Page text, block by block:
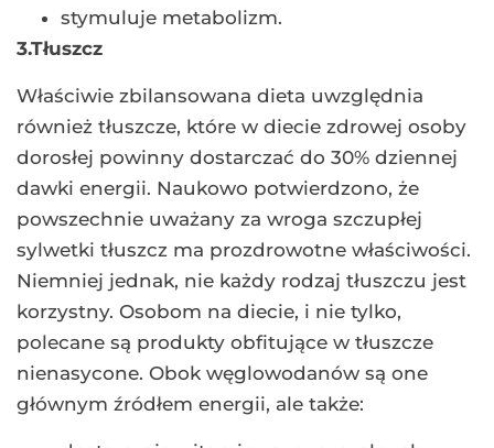
stymuluje metabolizm.
3.Tłuszcz
Właściwie zbilansowana dieta uwzględnia
również tłuszcze, które w diecie zdrowej osoby
dorosłej powinny dostarczać do 30% dziennej
dawki energii. Naukowo potwierdzono, że
powszechnie uważany za wroga szczupłej
sylwetki tłuszcz ma prozdrowotne właściwości.
Niemniej jednak, nie każdy rodzaj tłuszczu jest
korzystny. Osobom na diecie, i nie tylko,
polecane są produkty obfitujące w tłuszcze
nienasycone. Obok węglowodanów są one
głównym źródłem energii, ale także: